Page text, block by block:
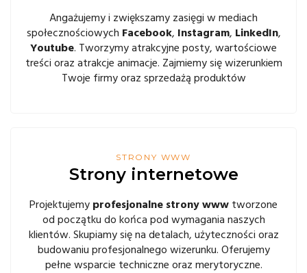
Angażujemy i zwiększamy zasięgi w mediach
społecznościowych Facebook, Instagram, LinkedIn,
Youtube. Tworzymy atrakcyjne posty, wartościowe
treści oraz atrakcje animacje. Zajmiemy się wizerunkiem
Twoje firmy oraz sprzedażą produktów
STRONY WWW
Strony internetowe
Projektujemy profesjonalne strony www tworzone
od początku do końca pod wymagania naszych
klientów. Skupiamy się na detalach, użyteczności oraz
budowaniu profesjonalnego wizerunku. Oferujemy
pełne wsparcie techniczne oraz merytoryczne.